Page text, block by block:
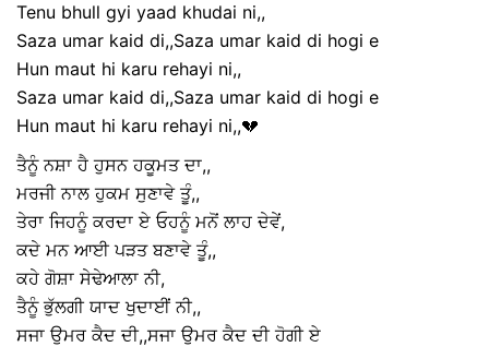
Tenu bhull gyi yaad khudai ni,,
Saza umar kaid di,,Saza umar kaid di hogi e
Hun maut hi karu rehayi ni,,
Saza umar kaid di,,Saza umar kaid di hogi e
Hun maut hi karu rehayi ni,,💔
ਤੈਨੂੰ ਨਸ਼ਾ ਹੈ ਹੁਸਨ ਹਕੂਮਤ ਦਾ,,
ਮਰਜੀ ਨਾਲ ਹੁਕਮ ਸੁਣਾਵੇ ਤੂੰ,,
ਤੇਰਾ ਜਿਹਨੂੰ ਕਰਦਾ ਏ ਓਹਨੂੰ ਮਨੋਂ ਲਾਹ ਦੇਵੇਂ,
ਕਦੇ ਮਨ ਆਈ ਪੜਤ ਬਣਾਵੇ ਤੂੰ,,
ਕਹੇ ਗੋਸ਼ਾ ਸੇਢੇਆਲਾ ਨੀ,
ਤੈਨੂੰ ਭੁੱਲਗੀ ਯਾਦ ਖੁਦਾਈਂ ਨੀ,,
ਸਜਾ ਉਮਰ ਕੈਦ ਦੀ,,ਸਜਾ ਉਮਰ ਕੈਦ ਦੀ ਹੋਗੀ ਏ